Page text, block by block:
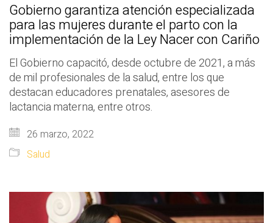
Gobierno garantiza atención especializada
para las mujeres durante el parto con la
implementación de la Ley Nacer con Cariño
El Gobierno capacitó, desde octubre de 2021, a más
de mil profesionales de la salud, entre los que
destacan educadores prenatales, asesores de
lactancia materna, entre otros.
26 marzo, 2022
Salud